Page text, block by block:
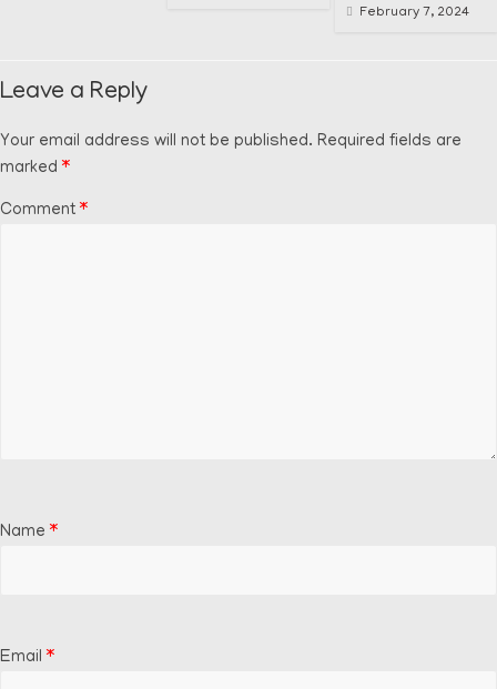
February 7, 2024
Leave a Reply
Your email address will not be published. Required fields are
marked *
Comment *
Name *
Email *